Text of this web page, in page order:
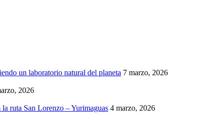
un laboratorio natural del planeta 7 marzo, 2026
2026
ruta San Lorenzo – Yurimaguas 4 marzo, 2026